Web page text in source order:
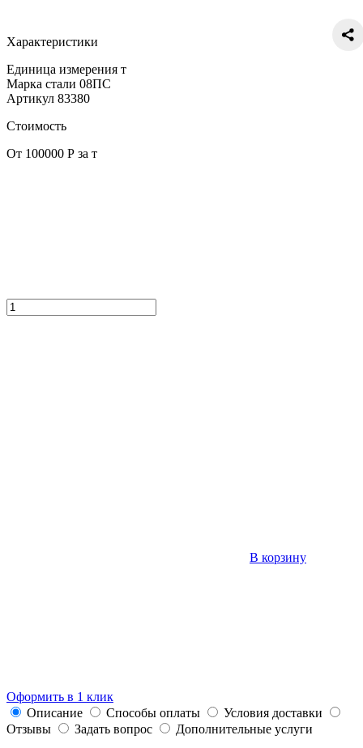
Характеристики
Единица измерения т
Марка стали 08ПС
Артикул 83380
Стоимость
От 100000 Р за т
В корзину
Оформить в 1 клик
Описание
Способы оплаты
Условия доставки
Отзывы
Задать вопрос
Дополнительные услуги